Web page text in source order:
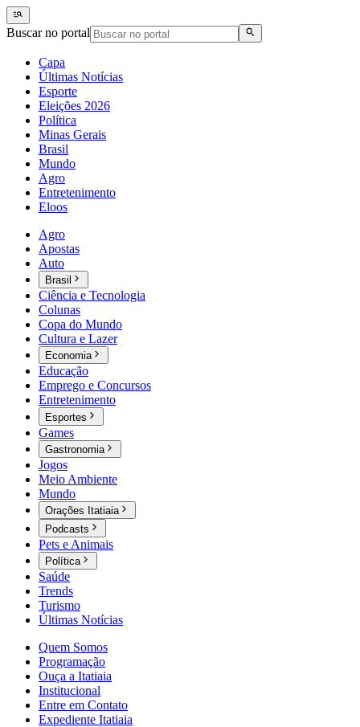
Buscar no portal
Capa
Últimas Notícias
Esporte
Eleições 2026
Política
Minas Gerais
Brasil
Mundo
Agro
Entretenimento
Eloos
Agro
Apostas
Auto
Brasil
Ciência e Tecnologia
Colunas
Copa do Mundo
Cultura e Lazer
Economia
Educação
Emprego e Concursos
Entretenimento
Esportes
Games
Gastronomia
Jogos
Meio Ambiente
Mundo
Orações Itatiaia
Podcasts
Pets e Animais
Política
Saúde
Trends
Turismo
Últimas Notícias
Quem Somos
Programação
Ouça a Itatiaia
Institucional
Entre em Contato
Expediente Itatiaia